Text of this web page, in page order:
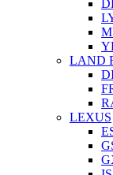
LAND
LEXUS